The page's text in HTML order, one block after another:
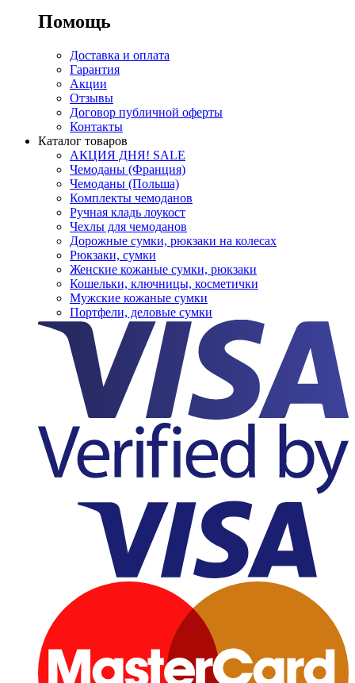
Помощь
Доставка и оплата
Гарантия
Акции
Отзывы
Договор публичной оферты
Контакты
Каталог товаров
АКЦИЯ ДНЯ! SALE
Чемоданы (Франция)
Чемоданы (Польша)
Комплекты чемоданов
Ручная кладь лоукост
Чехлы для чемоданов
Дорожные сумки, рюкзаки на колесах
Рюкзаки, сумки
Женские кожаные сумки, рюкзаки
Кошельки, ключницы, косметички
Мужские кожаные сумки
Портфели, деловые сумки